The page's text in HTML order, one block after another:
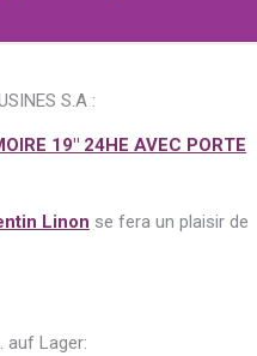
S.A :
19″ 24HE AVEC PORTE
Linon se fera un plaisir de
auf Lager: